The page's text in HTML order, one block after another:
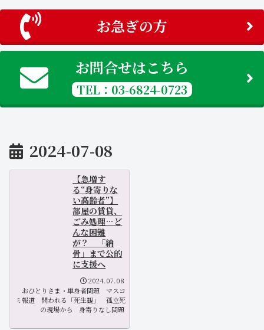
お急ぎの方
お問合せはこちら
TEL：03-6824-0723
2024-07-08
【急増す
る“身寄りな
い高齢者”】
部屋の賃貸、
ごみ処理…ど
んな困難
が？ 「納
骨」まで公的
に支援へ
2024.07.08
おひとりさま・単身者問題
マスコ
ミ報道
問われる「死生観」
孤立死
の現場から
身寄りなし問題